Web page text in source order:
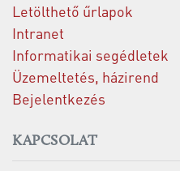
Letölthető űrlapok
Intranet
Informatikai segédletek
Üzemeltetés, házirend
Bejelentkezés
KAPCSOLAT